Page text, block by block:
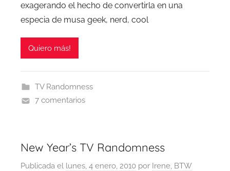
exagerando el hecho de convertirla en una
especia de musa geek, nerd, cool
Quiero más!
TV Randomness
7 comentarios
New Year’s TV Randomness
Publicada el lunes, 4 enero, 2010 por Irene, BTW